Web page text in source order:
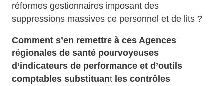
réformes gestionnaires imposant des
suppressions massives de personnel et de lits ?
Comment s’en remettre à ces Agences
régionales de santé pourvoyeuses
d’indicateurs de performance et d’outils
comptables substituant les contrôles